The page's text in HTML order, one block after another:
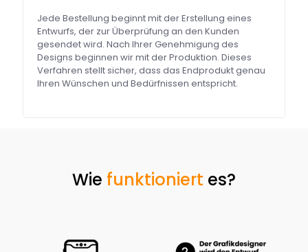
Jede Bestellung beginnt mit der Erstellung eines
Entwurfs, der zur Überprüfung an den Kunden
gesendet wird. Nach Ihrer Genehmigung des
Designs beginnen wir mit der Produktion. Dieses
Verfahren stellt sicher, dass das Endprodukt genau
Ihren Wünschen und Bedürfnissen entspricht.
Wie funktioniert es?